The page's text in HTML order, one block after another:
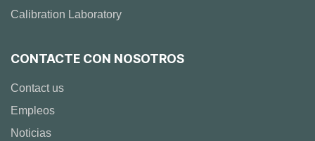
Calibration Laboratory
CONTACTE CON NOSOTROS
Contact us
Empleos
Noticias